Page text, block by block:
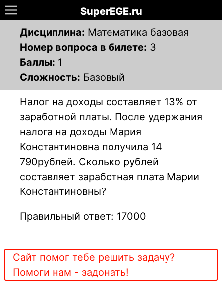
SuperEGE.ru
Дисциплина: Математика базовая
Номер вопроса в билете: 3
Баллы: 1
Сложность: Базовый
Налог на доходы составляет 13% от
заработной платы. После удержания
налога на доходы Мария
Константиновна получила 14
790рублей. Сколько рублей
составляет заработная плата Марии
Константиновны?
Правильный ответ: 17000
Сайт помог тебе решить задачу?
Помоги нам - задонать!